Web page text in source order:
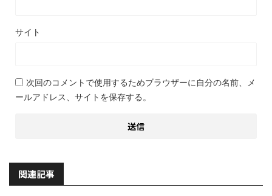
サイト
次回のコメントで使用するためブラウザーに自分の名前、メ
ールアドレス、サイトを保存する。
関連記事